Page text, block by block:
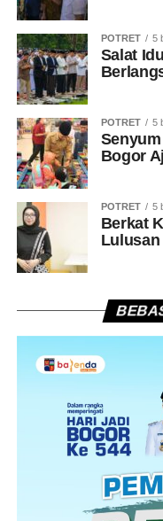
POTRET 5
Salat
POTRET 5
Bogor
POTRET 5
Berkat
Lulusan